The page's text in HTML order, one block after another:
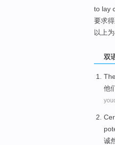
to lay
要求得
以上
双
他
诚